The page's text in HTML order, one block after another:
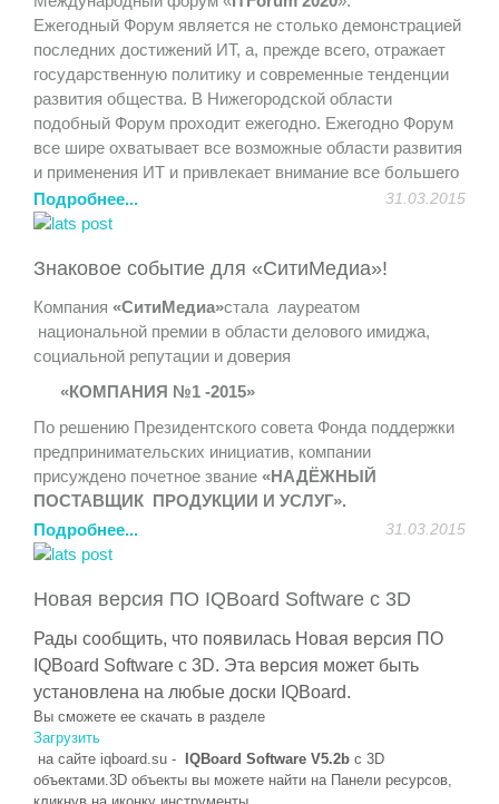
Ежегодный Форум является не столько демонстрацией
последних достижений ИТ, а, прежде всего, отражает
государственную политику и современные тенденции
развития общества. В Нижегородской области
подобный Форум проходит ежегодно. Ежегодно Форум
все шире охватывает все возможные области развития
и применения ИТ и привлекает внимание все большего
количества участников.
для организаций и участников. Мероприятия Форума
«круглых столов», дискуссионных клубов, заседаний
секций, будет организована стендовая экспозиция.
http://itforum2020.ru/?id=6595
Компания «СитиМедиа» (http://sitimedia.ru) является
техническим партнером данного мероприятия.
Приглашаем посетить стенд компании «СитиМедиа
на котором мы представим новейшие интерактивные
системы и оборудование:
- интерактивный стол
обучению, совместной работе, доступная цена и
- 4К панельEliteBoardUHDLH -84UT 6Качество
картинки и необъятные возможности применения в
образовательном процессе, в сфере рекламы, в
качестве демонстрационного оборудования, не оставит
вас равнодушными.
- напольная панель PDSIZ42SWNOPВнутреннее и
Подробнее... 31.03.2015
Знаковое событие для «СитиМедиа»!
Компания «СитиМедиа»стала лауреатом
национальной премии в области делового имиджа,
социальной репутации и доверия
«КОМПАНИЯ №1 -2015»
По решению Президентского совета Фонда поддержки
предпринимательских инициатив, компании
присуждено почетное звание «НАДЁЖНЫЙ
ПОСТАВЩИК ПРОДУКЦИИ И УСЛУГ».
Лауреаты Премии включены в Федеральный Реестр
Надежных компаний, сформированного для органов
потребительского сектора России.
Успехи компании были бы невозможны без
внимательного и лояльного отношения к запросам
клиентов, высокой ответственности и
профессионализма.
Нам можно доверять!
Подробнее... 31.03.2015
Новая версия ПО IQBoard Software с 3D
Рады сообщить, что появилась Новая версия ПО
IQBoard Software с 3D. Эта версия может быть
установлена на любые доски IQBoard.
Вы сможете ее скачать в разделе
Загрузить
на сайте iqboard.su - IQBoard Software V5.2b с 3D
объектами.3D объекты вы можете найти на Панели ресурсов,